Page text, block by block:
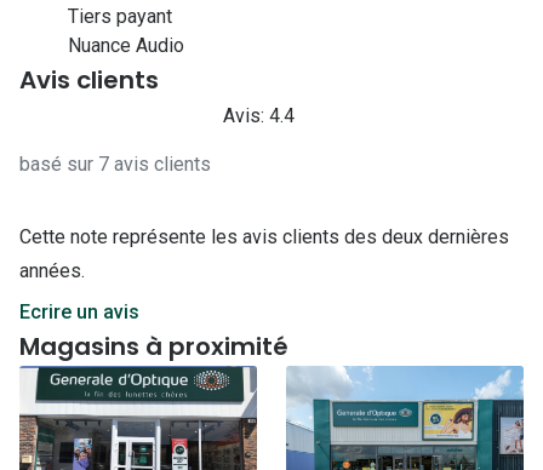
Tiers payant
Nuance Audio
Avis clients
Avis: 4.4
basé sur 7 avis clients
Cette note représente les avis clients des deux dernières
années.
Ecrire un avis
Magasins à proximité